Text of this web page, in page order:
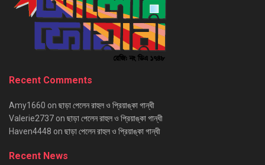
Recent Comments
Amy1660 on ছাড়া পেলেন রাহুল ও প্রিয়াঙ্কা গান্ধী
Valerie2737 on ছাড়া পেলেন রাহুল ও প্রিয়াঙ্কা গান্ধী
Haven4448 on ছাড়া পেলেন রাহুল ও প্রিয়াঙ্কা গান্ধী
Recent News